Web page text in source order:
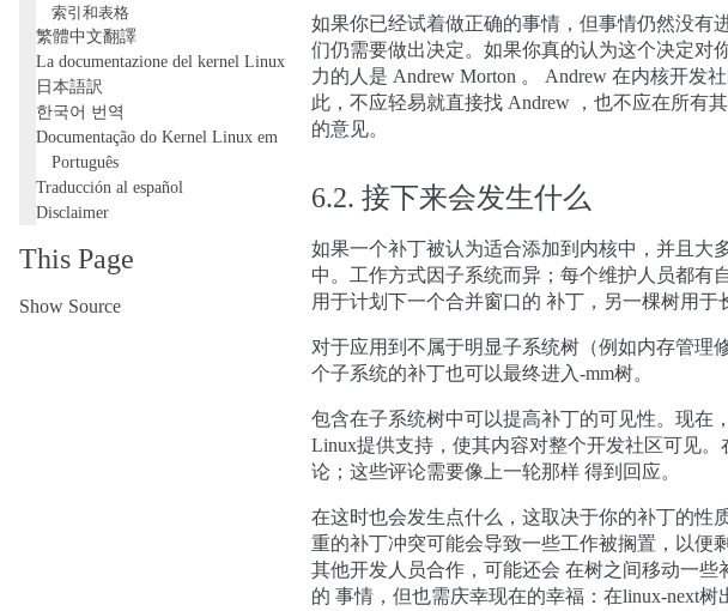
索引和表格
繁體中文翻譯
La documentazione del kernel Linux
日本語訳
한국어 번역
Documentação do Kernel Linux em
Português
Traducción al español
Disclaimer
This Page
Show Source
如果你已经试着做正确的事情，但事情仍然没有
们仍需要做出决定。如果你真的认为这个决定对
力的人是 Andrew Morton 。 Andrew 在内核开发
此，不应轻易就直接找 Andrew ，也不应在所有
的意见。
6.2. 接下来会发生什么
如果一个补丁被认为适合添加到内核中，并且大
中。工作方式因子系统而异；每个维护人员都
用于计划下一个合并窗口的 补丁，另一棵树用于
对于应用到不属于明显子系统树（例如内存管理
个子系统的补丁也可以最终进入-mm树。
包含在子系统树中可以提高补丁的可见性。现在
Linux提供支持，使其内容对整个开发社区可见
论；这些评论需要像上一轮那样 得到回应。
在这时也会发生点什么，这取决于你的补丁的性
重的补丁冲突可能会导致一些工作被搁置，以便
其他开发人员合作，可能还会 在树之间移动一
的 事情，但也需庆幸现在的幸福：在linux-next